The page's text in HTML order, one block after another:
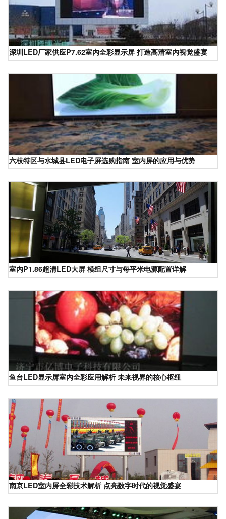
深圳LED厂家供应P7.62室内全彩显示屏 打造高清室内视觉盛宴
六枝特区与水城县LED电子屏选购指南 室内屏的应用与优势
室内P1.86超清LED大屏 模组尺寸与每平米电源配置详解
鱼台LED显示屏室内全彩应用解析 未来视界的核心枢纽
南京LED室内屏全彩技术解析 点亮数字时代的视觉盛宴